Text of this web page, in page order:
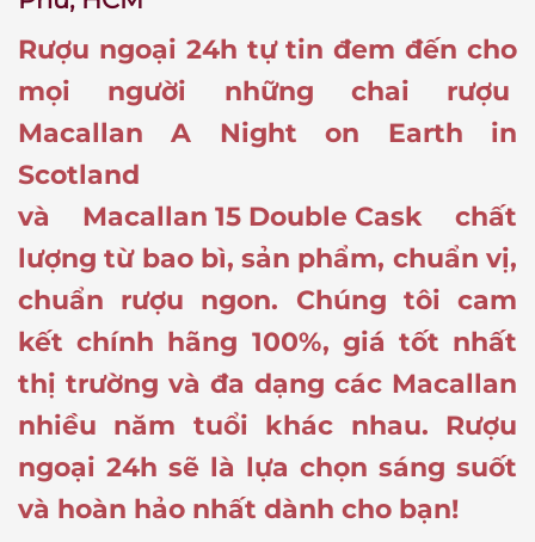
Rượu ngoại 24h tự tin đem đến cho
mọi người những chai rượu
Macallan A Night on Earth in
Scotland
và Macallan 15 Double Cask chất
lượng từ bao bì, sản phẩm, chuẩn vị,
chuẩn rượu ngon. Chúng tôi cam
kết chính hãng 100%, giá tốt nhất
thị trường và đa dạng các Macallan
nhiều năm tuổi khác nhau. Rượu
ngoại 24h sẽ là lựa chọn sáng suốt
và hoàn hảo nhất dành cho bạn!